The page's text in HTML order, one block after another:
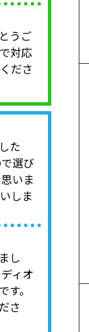
うご
対応
ださ
た
選び
いま
しま
し
ィオ
。
さ